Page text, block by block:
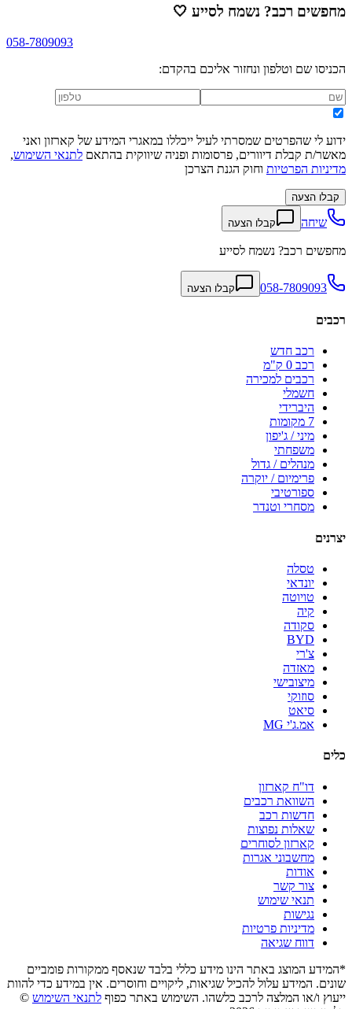
מחפשים רכב? נשמח לסייע 🤍
058-7809093
הכניסו שם וטלפון ונחזור אליכם בהקדם:
ידוע לי שהפרטים שמסרתי לעיל ייכללו במאגרי המידע של קארזון ואני
מאשר/ת קבלת דיוורים, פרסומות ופניה שיווקית בהתאם לתנאי השימוש,
מדיניות הפרטיות וחוק הגנת הצרכן
קבלו הצעה
שיחה קבלו הצעה
מחפשים רכב? נשמח לסייע
058-7809093 קבלו הצעה
רכבים
רכב חדש
רכב 0 ק"מ
רכבים למכירה
חשמלי
היברידי
7 מקומות
מיני / ג'יפון
משפחתי
מנהלים / גדול
פרימיום / יוקרה
ספורטיבי
מסחרי וטנדר
יצרנים
טסלה
יונדאי
טויוטה
קיה
סקודה
BYD
צ'רי
מאזדה
מיצובישי
סוזוקי
סיאט
אמ.ג'י MG
כלים
דו"ח קארזון
השוואת רכבים
חדשות רכב
שאלות נפוצות
קארזון לסוחרים
מחשבוני אגרות
אודות
צור קשר
תנאי שימוש
נגישות
מדיניות פרטיות
דווח שגיאה
*המידע המוצג באתר הינו מידע כללי בלבד שנאסף ממקורות פומביים
שונים. המידע עלול להכיל שגיאות, ליקויים וחוסרים. אין במידע כדי להוות
ייעוץ ו/או המלצה לרכב כלשהו. השימוש באתר כפוף לתנאי השימוש ©